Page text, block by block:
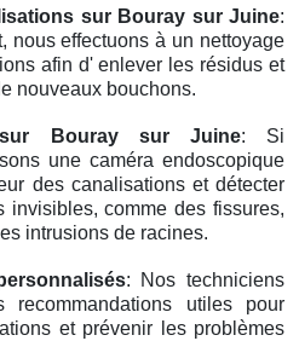
sur Bouray sur Juine:
nous effectuons à un nettoyage
afin d' enlever les résidus et
nouveaux bouchons.
sur Bouray sur Juine: Si
une caméra endoscopique
des canalisations et détecter
invisibles, comme des fissures,
intrusions de racines.
: Nos techniciens
recommandations utiles pour
et prévenir les problèmes